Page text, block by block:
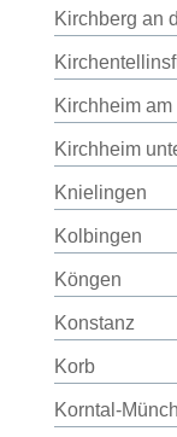
Kirchberg an
Kirchheim
Kirchheim
Knielingen
Kolbingen
Köngen
Konstanz
Korb
Korntal-